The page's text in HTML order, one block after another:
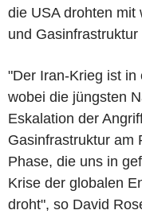
die USA drohten mit
und
"Der Iran-Krieg ist in
wobei die jüngsten
Eskalation der
Gasinfrastruktur am
Phase, die uns in
Krise der globalen
droht", so David